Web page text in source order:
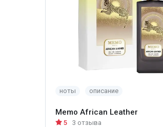
ноты описание
Memo African Leather
5 3 отзыва